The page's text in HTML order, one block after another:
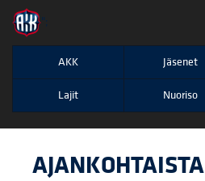
";
AKK Jäsenet
Lajit Nuoriso
AJANKOHTAISTA